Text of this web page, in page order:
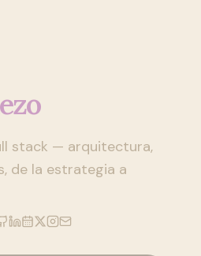
stack — arquitectura,
de la estrategia a